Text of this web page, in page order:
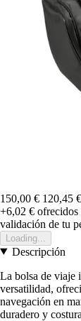
150,00 € 120,45 €
+6,02 €
validación de tu
Loading...
Descripción
La bolsa de viaje
versatilidad,
navegación en
duradero y